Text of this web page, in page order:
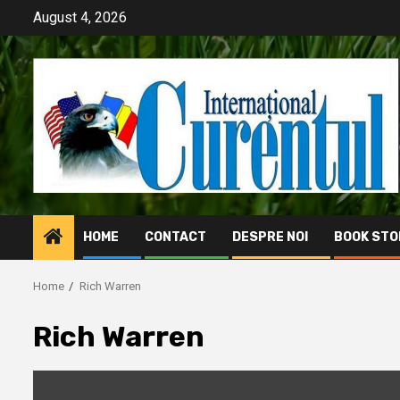
content
August 4, 2026
HOME CONTACT DESPRE NOI BOOK
Home Rich Warren
Rich Warren